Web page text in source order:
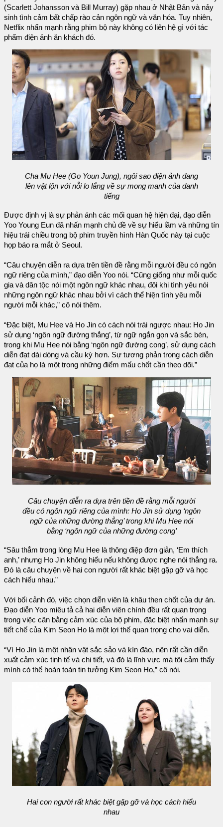
(Scarlett Johansson và Bill Murray) gặp nhau ở Nhật Bản và nảy
sinh tình cảm bất chấp rào cản ngôn ngữ và văn hóa. Tuy nhiên,
Netflix nhấn mạnh rằng phim bộ này không có liên hệ gì với tác
phẩm điện ảnh ăn khách đó.
Cha Mu Hee (Go Youn Jung), ngôi sao điện ảnh đang
lên vật lộn với nỗi lo lắng về sự mong manh của danh
tiếng
Được định vị là sự phản ánh các mối quan hệ hiện đại, đạo diễn
Yoo Young Eun đã nhấn mạnh chủ đề về sự hiểu lầm và những tín
hiệu trái chiều trong bộ phim truyền hình Hàn Quốc này tại cuộc
họp báo ra mắt ở Seoul.
“Câu chuyện diễn ra dựa trên tiền đề rằng mỗi người đều có ngôn
ngữ riêng của mình,” đạo diễn Yoo nói. “Cũng giống như mỗi quốc
gia và dân tộc nói một ngôn ngữ khác nhau, đôi khi tình yêu nói
những ngôn ngữ khác nhau bởi vì cách thể hiện tình yêu mỗi
người mỗi khác,” cô nói thêm.
“Đặc biệt, Mu Hee và Ho Jin có cách nói trái ngược nhau: Ho Jin
sử dụng ‘ngôn ngữ đường thẳng’, từ ngữ ngắn gọn và sắc bén,
trong khi Mu Hee nói bằng ‘ngôn ngữ đường cong’, sử dụng cách
diễn đạt dài dòng và cầu kỳ hơn. Sự tương phản trong cách diễn
đạt của họ là một trong những điểm mấu chốt cần theo dõi.”
Câu chuyện diễn ra dựa trên tiền đề rằng mỗi người
đều có ngôn ngữ riêng của mình: Ho Jin sử dụng ‘ngôn
ngữ của những đường thẳng’ trong khi Mu Hee nói
bằng ‘ngôn ngữ của những đường cong’
“Sâu thẳm trong lòng Mu Hee là thông điệp đơn giản, ‘Em thích
anh,’ nhưng Ho Jin không hiểu nếu không được nghe nói thẳng ra.
Đó là câu chuyện về hai con người rất khác biệt gặp gỡ và học
cách hiểu nhau.”
Với bối cảnh đó, việc chọn diễn viên là khâu then chốt của dự án.
Đạo diễn Yoo miêu tả cả hai diễn viên chính đều rất quan trọng
trong việc cân bằng cảm xúc của bộ phim, đặc biệt nhấn mạnh sự
tiết chế của Kim Seon Ho là một lợi thế quan trọng cho vai diễn.
“Vì Ho Jin là một nhân vật sắc sảo và kín đáo, nên rất cần diễn
xuất cảm xúc tinh tế và chi tiết, và đó là lĩnh vực mà tôi cảm thấy
mình có thể hoàn toàn tin tưởng Kim Seon Ho,” cô nói.
Hai con người rất khác biệt gặp gỡ và học cách hiểu
nhau